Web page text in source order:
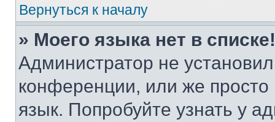
Вернуться к началу
» Моего языка нет в списке!
Администратор не
конференции, или же
язык. Попробуйте узнать у